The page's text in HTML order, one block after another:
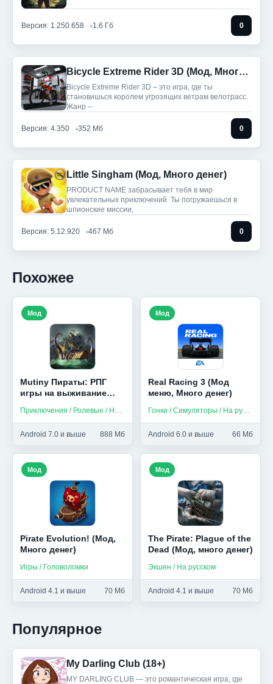
Версия: 1.250.658 1.6 Гб 0
Bicycle Extreme Rider 3D (Мод, Много денег)
Bicycle Extreme Rider 3D – это игра, где ты
становишься королем угрозящих ветрам велотрасс.
Жанр –
Версия: 4.350 352 Мб 0
Little Singham (Мод, Много денег)
PRODUCT NAME забрасывает тебя в мир
увлекательных приключений. Ты погружаешься в
шпионские миссии,
Версия: 5.12.920 467 Мб 0
Похожее
Mutiny Пираты: РПГ
игры на выживание
Приключения / Ролевые / На русском
Android 7.0 и выше 888 Мб
Мод
Real Racing 3 (Мод
меню, Много денег)
Гонки / Симуляторы / На русском
Android 6.0 и выше 66 Мб
Мод
Pirate Evolution! (Мод,
Много денег)
Игры / Головоломки
Android 4.1 и выше 70 Мб
Мод
The Pirate: Plague of the
Dead (Мод, много денег)
Экшен / На русском
Android 4.1 и выше 70 Мб
Мод
Популярное
My Darling Club (18+)
MY DARLING CLUB — это романтическая игра, где